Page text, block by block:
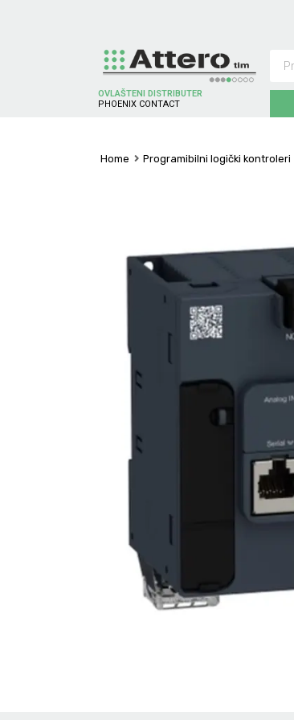
OVLAŠTENI DISTRIBUTER
P H O EN X CO NTACT
Home Programibilni logički kontroleri